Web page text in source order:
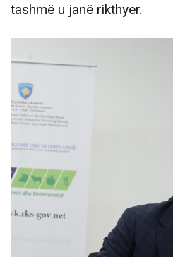
tashmë u janë rikthyer.